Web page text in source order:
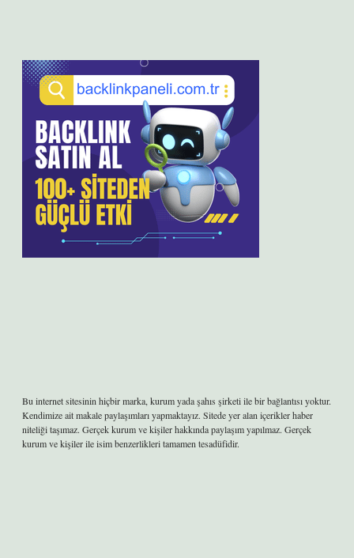
Bu internet sitesinin hiçbir marka, kurum yada şahıs şirketi ile bir bağlantısı yoktur.
Kendimize ait makale paylaşımları yapmaktayız. Sitede yer alan içerikler haber
niteliği taşımaz. Gerçek kurum ve kişiler hakkında paylaşım yapılmaz. Gerçek
kurum ve kişiler ile isim benzerlikleri tamamen tesadüfidir.